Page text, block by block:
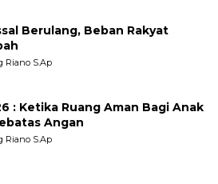
Berulang, Beban Rakyat
Riano S.Ap
: Ketika Ruang Aman Bagi Anak
Angan
Riano S.Ap